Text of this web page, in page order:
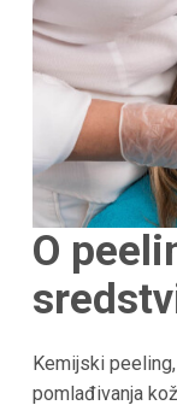
O
Kemijski
pomlađivanja